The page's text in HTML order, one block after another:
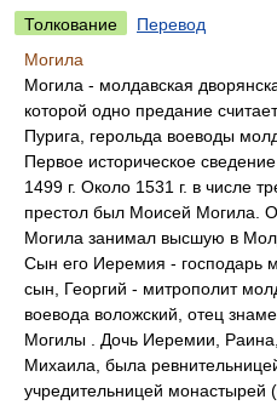
Толкование
Перевод
Могила
Могила - молдавская
которой одно предание
Пурига, герольда воеводы
Первое историческое
1499 г. Около 1531 г. в числе
престол был Моисей Могила.
Могила занимал высшую в
Сын его Иеремия - господарь
сын, Георгий - митрополит
воевода воложский, отец
Могилы . Дочь Иеремии, Раина,
Михаила, была
учредительницей монастырей